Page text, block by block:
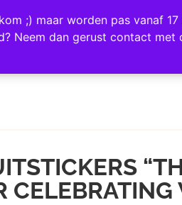
;) maar worden pas vanaf
Neem dan gerust contact
OVER ONS FAQ & CONTACT
CELEBRATING